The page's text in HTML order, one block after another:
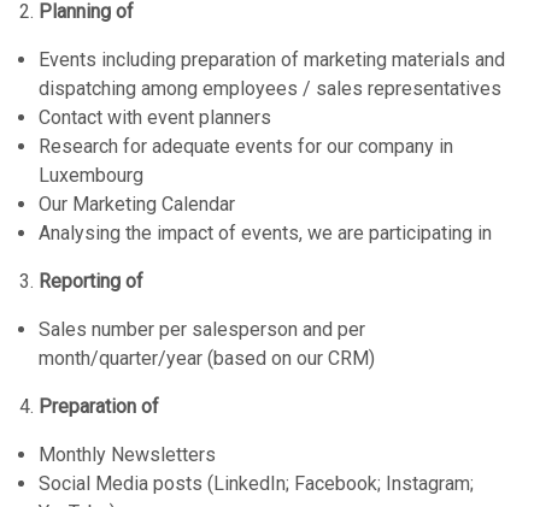
Planning of
Events including preparation of marketing materials and
dispatching among employees / sales representatives
Contact with event planners
Research for adequate events for our company in
Luxembourg
Our Marketing Calendar
Analysing the impact of events, we are participating in
Reporting of
Sales number per salesperson and per
month/quarter/year (based on our CRM)
Preparation of
Monthly Newsletters
Social Media posts (LinkedIn; Facebook; Instagram;